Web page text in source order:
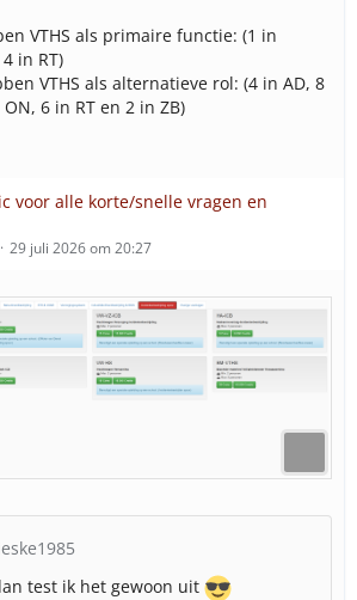
VTHS als primaire functie: (1 in
in RT)
VTHS als alternatieve rol: (4 in AD, 8
6 in RT en 2 in ZB)
voor alle korte/snelle vragen en
29 juli 2026 om 20:27
test ik het gewoon uit